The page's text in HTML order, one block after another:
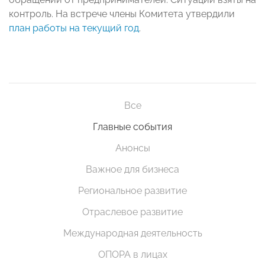
контроль. На встрече члены Комитета утвердили
план работы на текущий год.
Все
Главные события
Анонсы
Важное для бизнеса
Региональное развитие
Отраслевое развитие
Международная деятельность
ОПОРА в лицах